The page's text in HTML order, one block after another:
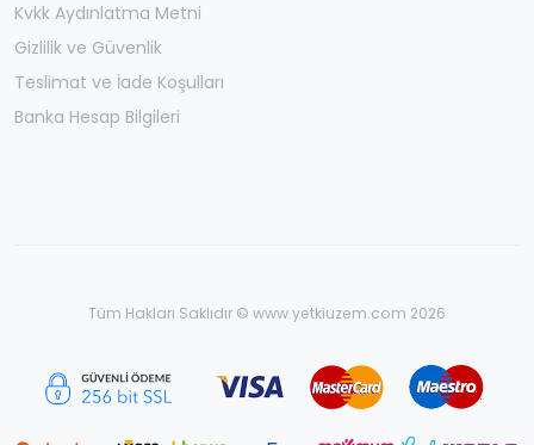
Kvkk Aydınlatma Metni
Gizlilik ve Güvenlik
Teslimat ve İade Koşulları
Banka Hesap Bilgileri
Tüm Hakları Saklıdır © www.yetkiuzem.com 2026